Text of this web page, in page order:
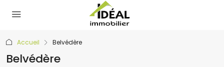
Accueil Belvédère
Belvédère